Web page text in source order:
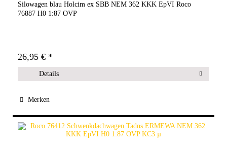
Silowagen blau Holcim ex SBB NEM 362 KKK EpVI Roco
76887 H0 1:87 OVP
26,95 € *
Details
Merken